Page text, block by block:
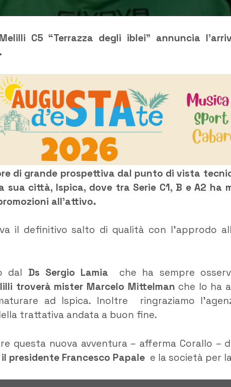
C5 “Terrazza degli iblei” annuncia
di grande prospettiva dal punto di vista
sua città, Ispica, dove tra Serie C1, B e A2 ha
all’attivo.
il definitivo salto di qualità con l’approdo
dal Ds Sergio Lamia che ha sempre
troverà mister Marcelo Mittelman che lo ha
ad Ispica. Inoltre ringraziamo
trattativa andata a buon fine.
questa nuova avventura – afferma Corallo –
presidente Francesco Papale e la società per